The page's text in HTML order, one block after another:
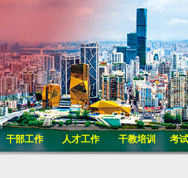
干部工作 人才工作 干教培训 考